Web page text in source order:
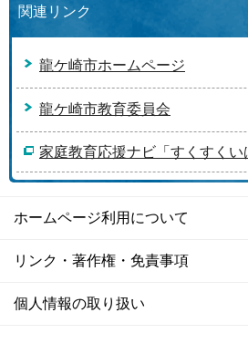
関連リンク
龍ケ崎市ホームページ
龍ケ崎市教育委員会
家庭教育応援ナビ「すくすくい
ホームページ利用について
リンク・著作権・免責事項
個人情報の取り扱い